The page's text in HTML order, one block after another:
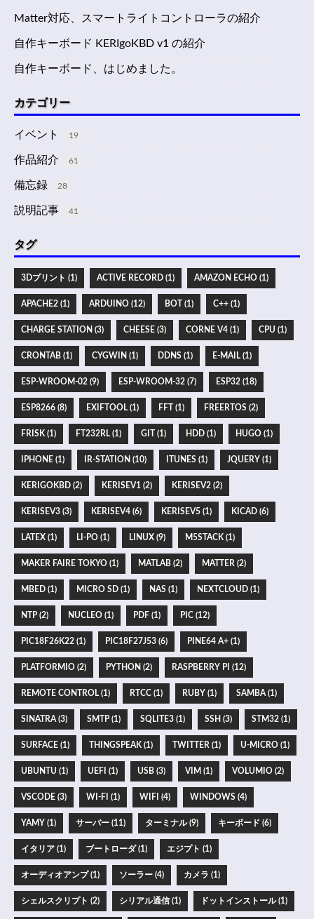
Matter対応、スマートライトコントローラの紹介
自作キーボード KERIgoKBD v1 の紹介
自作キーボード、はじめました。
カテゴリー
イベント 19
作品紹介 61
備忘録 28
説明記事 41
タグ
3Dプリント (1) ACTIVE RECORD (1) AMAZON ECHO (1)
APACHE2 (1) ARDUINO (12) BOT (1) C++ (1)
CHARGE STATION (3) CHEESE (3) CORNE V4 (1) CPU (1)
CRONTAB (1) CYGWIN (1) DDNS (1) E-MAIL (1)
ESP-WROOM-02 (9) ESP-WROOM-32 (7) ESP32 (18)
ESP8266 (8) EXIFTOOL (1) FFT (1) FREERTOS (2)
FRISK (1) FT232RL (1) GIT (1) HDD (1) HUGO (1)
IPHONE (1) IR-STATION (10) ITUNES (1) JQUERY (1)
KERIGOKBD (2) KERISEV1 (2) KERISEV2 (2)
KERISEV3 (3) KERISEV4 (6) KERISEV5 (1) KICAD (6)
LATEX (1) LI-PO (1) LINUX (9) M5STACK (1)
MAKER FAIRE TOKYO (1) MATLAB (2) MATTER (2)
MBED (1) MICRO SD (1) NAS (1) NEXTCLOUD (1)
NTP (2) NUCLEO (1) PDF (1) PIC (12)
PIC18F26K22 (1) PIC18F27J53 (6) PINE64 A+ (1)
PLATFORMIO (2) PYTHON (2) RASPBERRY PI (12)
REMOTE CONTROL (1) RTCC (1) RUBY (1) SAMBA (1)
SINATRA (3) SMTP (1) SQLITE3 (1) SSH (3) STM32 (1)
SURFACE (1) THINGSPEAK (1) TWITTER (1) U-MICRO (1)
UBUNTU (1) UEFI (1) USB (3) VIM (1) VOLUMIO (2)
VSCODE (3) WI-FI (1) WIFI (4) WINDOWS (4)
YAMY (1) サーバー (11) ターミナル (9) キーボード (6)
イタリア (1) ブートローダ (1) エジプト (1)
オーディオアンプ (1) ソーラー (4) カメラ (1)
シェルスクリプト (2) シリアル通信 (1) ドットインストール (1)